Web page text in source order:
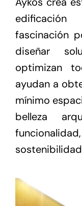
edificación
fascinación
diseñar
optimizan
ayudan a
mínimo
belleza